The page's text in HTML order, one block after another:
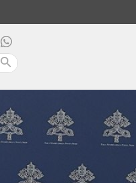
search